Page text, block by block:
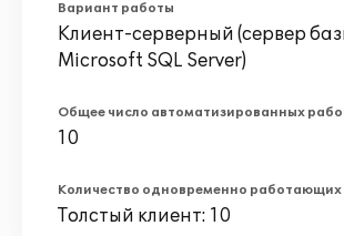
Вариант работы
Клиент-серверный (сервер
Microsoft SQL Server)
Общее число автоматизированных
10
Количество одновременно работающих
Толстый клиент: 10